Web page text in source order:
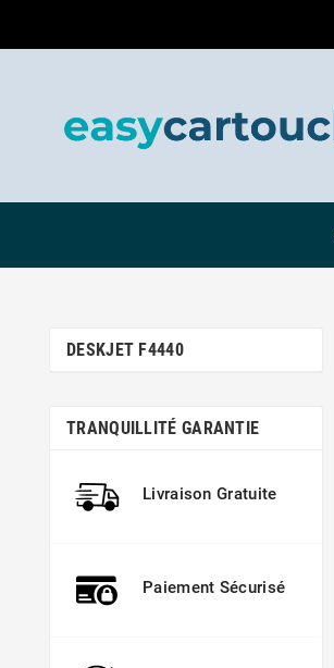
DESKJET F4440
TRANQUILLITÉ GARANTIE
Livraison Gratuite
Paiement Sécurisé